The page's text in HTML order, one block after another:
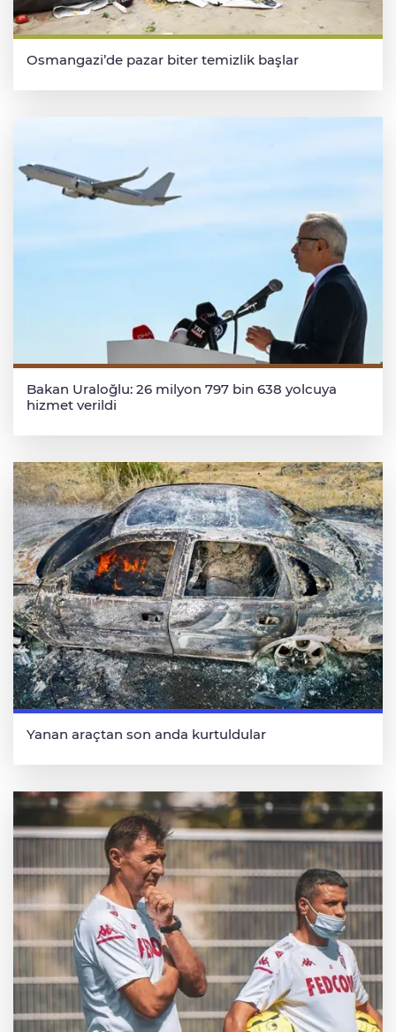
Osmangazi’de pazar biter temizlik başlar
Bakan Uraloğlu: 26 milyon 797 bin 638 yolcuya
hizmet verildi
Yanan araçtan son anda kurtuldular